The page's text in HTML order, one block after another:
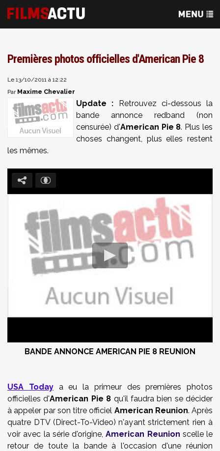
Premières photos officielles d'American Pie 8
Le 13/10/2011 à 12:22
Par Maxime Chevalier
Update : Retrouvez ci-dessous la
bande annonce redband (non
censurée) d'American Pie 8. Plus les
choses changent, plus elles restent
les mêmes.
BANDE ANNONCE AMERICAN PIE 8 REUNION
USA Todaya eu la primeur des premières photos
officiellesd'American Pie 8 qu'il faudra bien se décider
à appeler par son titre officiel American Reunion. Après
quatre DTV (Direct-To-Video) n'ayant strictement rien à
voir avec la série d'origine,American Reunion scelle le
retour de toute la bande à l'occasion d'une réunion